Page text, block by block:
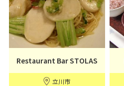
Restaurant Bar STOLAS
立川市